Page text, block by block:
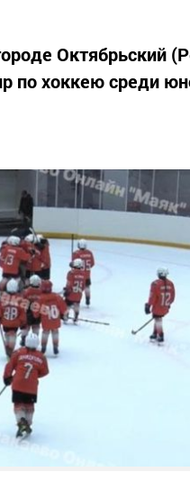
Октябрьский
по хоккею среди